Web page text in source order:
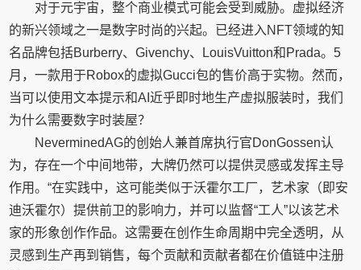
对于元宇宙，整个商业模式可能会受到威胁。虚拟经济
的新兴领域之一是数字时尚的兴起。已经进入NFT领域的知
名品牌包括Burberry、Givenchy、LouisVuitton和Prada。5
月，一款用于Robox的虚拟Gucci包的售价高于实物。然而，
当可以使用文本提示和AI近乎即时地生产虚拟服装时，我们
为什么需要数字时装屋？
NeverminedAG的创始人兼首席执行官DonGossen认
为，存在一个中间地带，大牌仍然可以提供灵感或发挥主导
作用。“在实践中，这可能类似于沃霍尔工厂，艺术家（即安
迪沃霍尔）提供前卫的影响力，并可以监督“工人”以该艺术
家的形象创作作品。这需要在创作生命周期中完全透明，从
灵感到生产再到销售，每个贡献和贡献者都在价值链中注册